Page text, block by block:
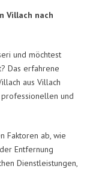
Villach nach
und möchtest
Das erfahrene
aus Villach
und
Faktoren ab, wie
Entfernung
Dienstleistungen,